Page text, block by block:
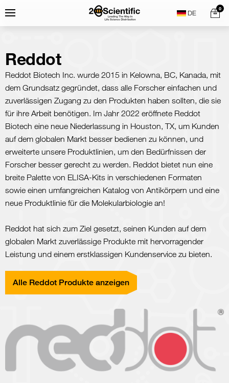
toMenu
Home
0
Reddot
Reddot Biotech Inc. wurde 2015 in Kelowna, BC, Kanada, mit
dem Grundsatz gegründet, dass alle Forscher einfachen und
zuverlässigen Zugang zu den Produkten haben sollten, die sie
für ihre Arbeit benötigen. Im Jahr 2022 eröffnete Reddot
Biotech eine neue Niederlassung in Houston, TX, um Kunden
auf dem globalen Markt besser bedienen zu können, und
erweiterte unsere Produktlinien, um den Bedürfnissen der
Forscher besser gerecht zu werden. Reddot bietet nun eine
breite Palette von ELISA-Kits in verschiedenen Formaten
sowie einen umfangreichen Katalog von Antikörpern und eine
neue Produktlinie für die Molekularbiologie an!
Reddot hat sich zum Ziel gesetzt, seinen Kunden auf dem
globalen Markt zuverlässige Produkte mit hervorragender
Leistung und einem erstklassigen Kundenservice zu bieten.
Alle Reddot Produkte anzeigen